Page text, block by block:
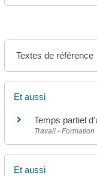
Textes de référence
Et aussi
Temps partiel
Travail - Formation
Et aussi